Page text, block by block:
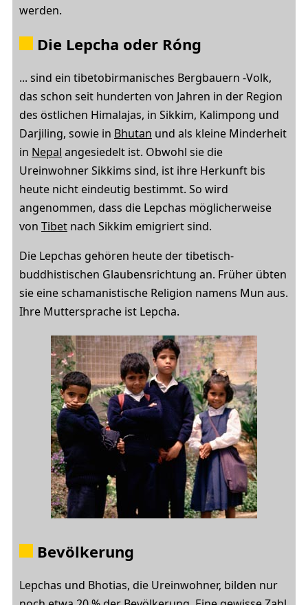
werden.
Die Lepcha oder Róng
... sind ein tibetobirmanisches Bergbauern -Volk,
das schon seit hunderten von Jahren in der Region
des östlichen Himalajas, in Sikkim, Kalimpong und
Darjiling, sowie in Bhutan und als kleine Minderheit
in Nepal angesiedelt ist. Obwohl sie die
Ureinwohner Sikkims sind, ist ihre Herkunft bis
heute nicht eindeutig bestimmt. So wird
angenommen, dass die Lepchas möglicherweise
von Tibet nach Sikkim emigriert sind.
Die Lepchas gehören heute der tibetisch-
buddhistischen Glaubensrichtung an. Früher übten
sie eine schamanistische Religion namens Mun aus.
Ihre Muttersprache ist Lepcha.
Bevölkerung
Lepchas und Bhotias, die Ureinwohner, bilden nur